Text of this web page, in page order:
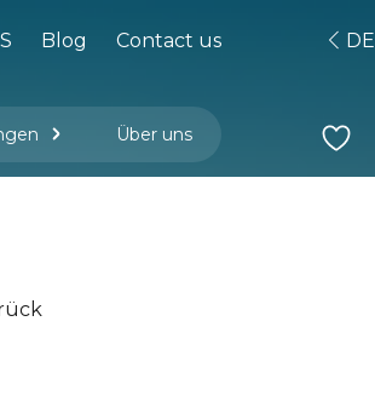
Blog Contact us
Über uns
DE